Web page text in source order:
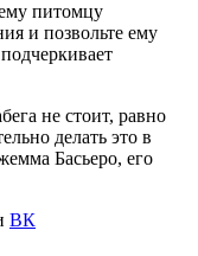
питомцу
и позвольте ему
не стоит, равно
делать это в
Басьеро, его
ВК